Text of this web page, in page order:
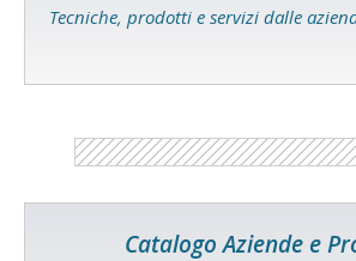
Tecniche, prodotti e servizi dalle
Catalogo Aziende e